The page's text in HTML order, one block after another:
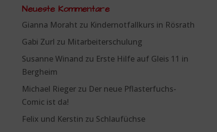
Neueste Kommentare
Gianna Moraht zu Kindernotfallkurs in Rösrath
Gabi Zurl zu Mitarbeiterschulung
Susanne Winand zu Erste Hilfe auf Gleis 11 in
Bergheim
Michael Riegerzu Der neue Pflasterfuchs-
Comic ist da!
Felix und Kerstin zu Schlaufüchse